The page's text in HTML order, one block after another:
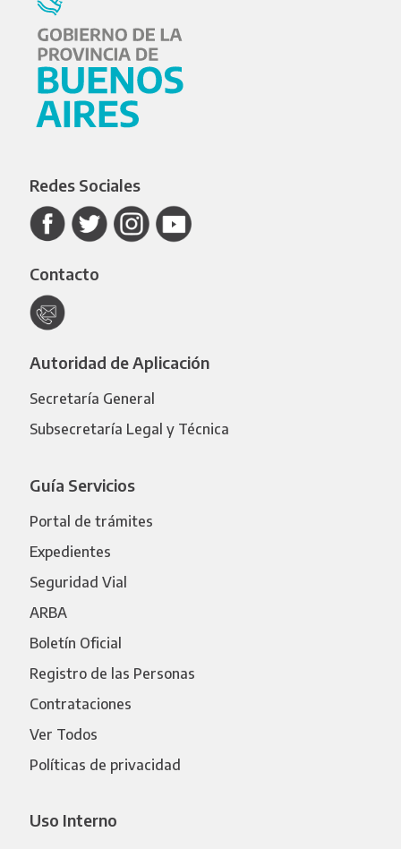
Redes Sociales
Contacto
Autoridad de Aplicación
Secretaría General
Subsecretaría Legal y Técnica
Guía Servicios
Portal de trámites
Expedientes
Seguridad Vial
ARBA
Boletín Oficial
Registro de las Personas
Contrataciones
Ver Todos
Políticas de privacidad
Uso Interno